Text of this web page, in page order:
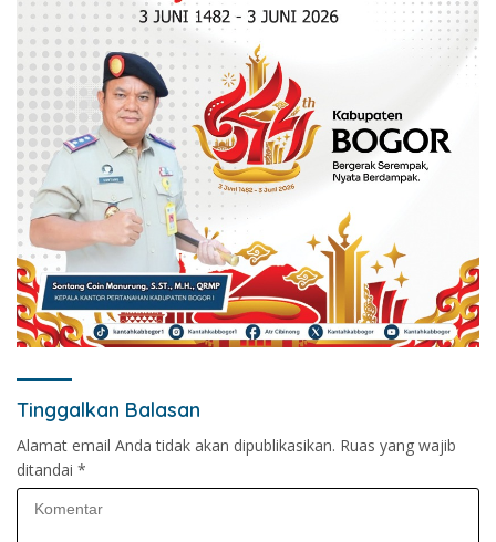
Tinggalkan Balasan
Alamat email Anda tidak akan dipublikasikan. Ruas yang wajib
ditandai *